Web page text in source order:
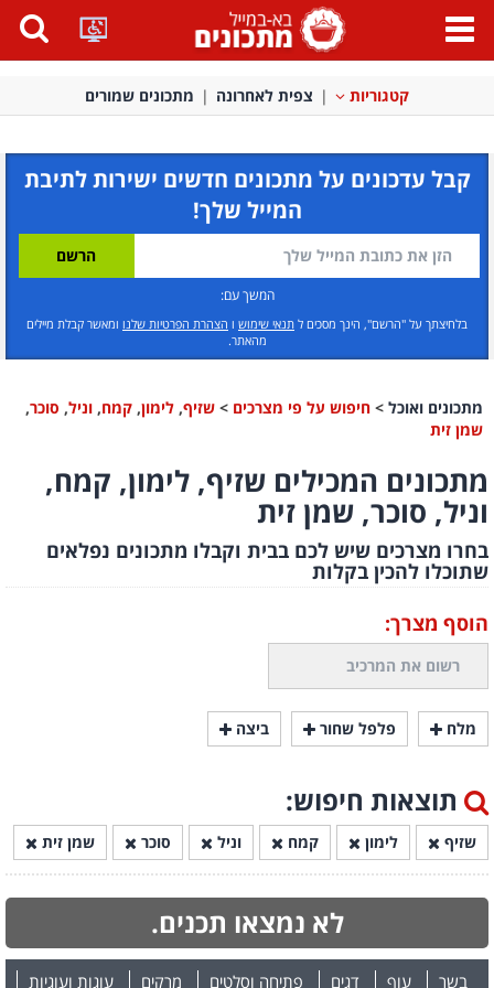
פתח
תפריט
קטגוריות צפית לאחרונה מתכונים שמורים
קבל עדכונים על מתכונים חדשים ישירות לתיבת
המייל שלך!
המשך עם:
בלחיצתך על "הרשם", הינך מסכים ל תנאי שימוש ו הצהרת הפרטיות שלנו ומאשר קבלת מיילים
מהאתר.
מתכונים ואוכל > חיפוש על פי מצרכים > שזיף, לימון, קמח, וניל, סוכר,
שמן זית
מתכונים המכילים שזיף, לימון, קמח,
וניל, סוכר, שמן זית
בחרו מצרכים שיש לכם בבית וקבלו מתכונים נפלאים
שתוכלו להכין בקלות
הוסף מצרך:
מלח פלפל שחור ביצה
תוצאות חיפוש:
שזיף לימון קמח וניל סוכר שמן זית
לא נמצאו תכנים.
בשר עוף דגים פתיחה וסלטים מרקים עוגות ועוגיות